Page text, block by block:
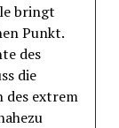
bringt
Punkt.
des
die
des extrem